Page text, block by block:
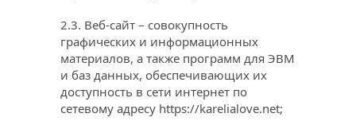
2.3. Веб-сайт – совокупность
графических и информационных
материалов, а также программ для ЭВМ
и баз данных, обеспечивающих их
доступность в сети интернет по
сетевому адресу https://karelialove.net;